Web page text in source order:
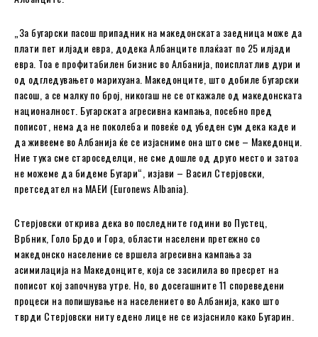
„За бугарски пасош припадник на македонската заедница може да
плати пет илјади евра, додека Албанците плаќаат по 25 илјади
евра. Тоа е профитабилен бизнис во Албанија, поисплатлив дури и
од одгледувањето марихуана. Македонците, што добиле бугарски
пасош, а се малку по број, никогаш не се откажале од македонската
националност. Бугарската агресивна кампања, посебно пред
пописот, нема да не поколеба и повеќе од убеден сум дека каде и
да живееме во Албанија ќе се изјасниме она што сме – Македонци.
Ние тука сме староседелци, не сме дошле од друго место и затоа
не можеме да бидеме Бугари“, изјави – Васил Стерјовски,
претседател на МАЕИ (Euronews Albania).
Стерјовски открива дека во последните години во Пустец,
Врбник, Голо Брдо и Гора, области населени претежно со
македонско население се вршела агресивна кампања за
асимилација на Македонците, која се засилила во пресрет на
пописот кој започнува утре. Но, во досегашните 11 спореведени
процеси на попишување на населението во Албанија, како што
тврди Стерјовски ниту едено лице не се изјаснило како Бугарин.